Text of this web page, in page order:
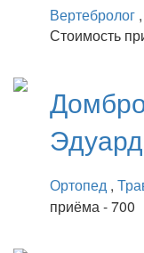
Вертебролог ,
Стоимость
Ортопед ,
приёма - 700